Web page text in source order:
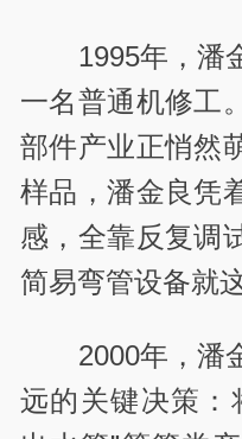
1995年，潘
一名普通机修工
部件产业正悄然
样品，潘金良凭
感，全靠反复调
简易弯管设备就
2000年， 潘
远的关键决策：